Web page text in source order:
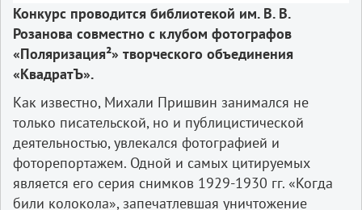
Конкурс проводится библиотекой им. В. В.
Розанова совместно с клубом фотографов
«Поляризация²» творческого объединения
«КвадратЪ».
Как известно, Михали Пришвин занимался не
только писательской, но и публицистической
деятельностью, увлекался фотографией и
фоторепортажем. Одной и самых цитируемых
является его серия снимков 1929-1930 гг. «Когда
били колокола», запечатлевшая уничтожение